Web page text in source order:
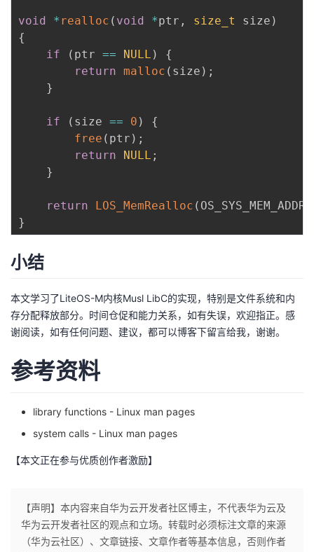
void * realloc ( void *ptr , size_t size )
{
if
( ptr == NULL )
{
return malloc ( size ) ;
}
if ( size == 0 )
{
free ( ptr ) ;
return
NULL ;
}
return LOS_MemRealloc ( OS_SYS_MEM_ADDR
}
小结
本文学习了LiteOS-M内核Musl LibC的实现，特别是文件系统和内
存分配释放部分。时间仓促和能力关系，如有失误，欢迎指正。感
谢阅读，如有任何问题、建议，都可以博客下留言给我，谢谢。
参考资料
library functions - Linux man pages
system calls - Linux man pages
【本文正在参与优质创作者激励】
【声明】本内容来自华为云开发者社区博主，不代表华为云及
华为云开发者社区的观点和立场。转载时必须标注文章的来源
（华为云社区）、文章链接、文章作者等基本信息，否则作者